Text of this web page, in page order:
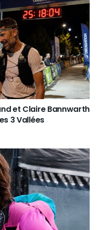
et Claire Bannwarth
3 Vallées